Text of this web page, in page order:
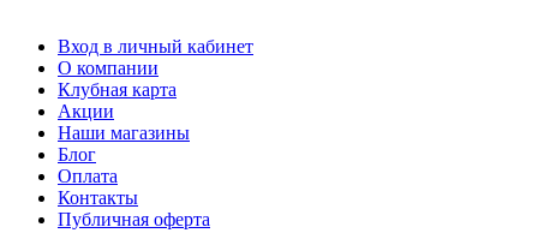
Вход в личный кабинет
О компании
Клубная карта
Акции
Наши магазины
Блог
Оплата
Контакты
Публичная оферта